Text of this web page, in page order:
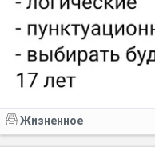
Жизненное